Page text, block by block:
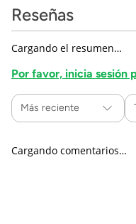
Reseñas
Cargando el resumen…
Por favor, inicia sesión
Más reciente
Cargando comentarios…